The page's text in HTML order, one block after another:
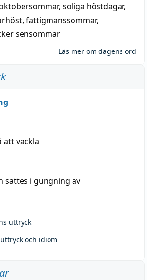
, soliga höstdagar,
, fattigmanssommar,
sensommar
Läs mer om dagens ord
att vackla
sattes i gungning av
uttryck
och idiom